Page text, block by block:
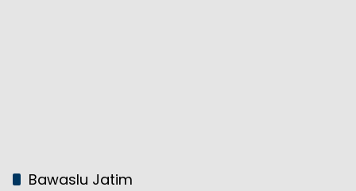
Bawaslu Jatim